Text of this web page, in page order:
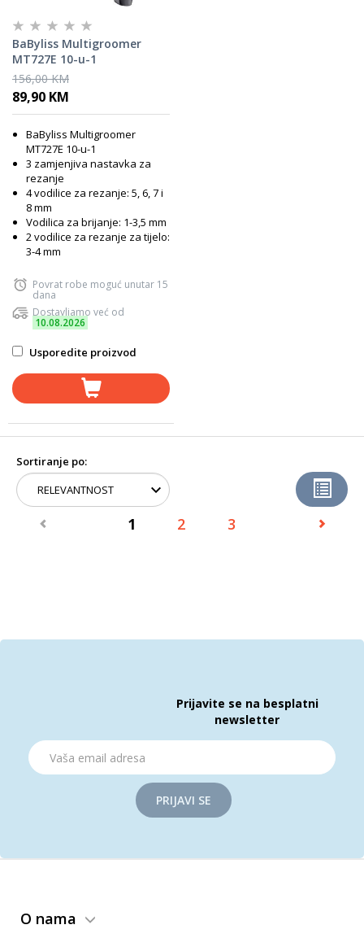
BaByliss Multigroomer
MT727E 10-u-1
156,00 KM
89,90 KM
BaByliss Multigroomer
MT727E 10-u-1
3 zamjenjiva nastavka za
rezanje
4 vodilice za rezanje: 5, 6, 7 i
8 mm
Vodilica za brijanje: 1-3,5 mm
2 vodilice za rezanje za tijelo:
3-4 mm
Povrat robe moguć unutar 15
dana
Dostavljamo već od
10.08.2026
Usporedite proizvod
Sortiranje po:
1 2 3
Prijavite se na besplatni
newsletter
PRIJAVI SE
O nama